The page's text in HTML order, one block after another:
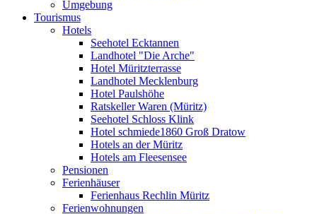
Umgebung
Tourismus
Hotels
Seehotel Ecktannen
Landhotel "Die Arche"
Hotel Müritzterrasse
Landhotel Mecklenburg
Hotel Paulshöhe
Ratskeller Waren (Müritz)
Seehotel Schloss Klink
Hotel schmiede1860 Groß Dratow
Hotels an der Müritz
Hotels am Fleesensee
Pensionen
Ferienhäuser
Ferienhaus Rechlin Müritz
Ferienwohnungen